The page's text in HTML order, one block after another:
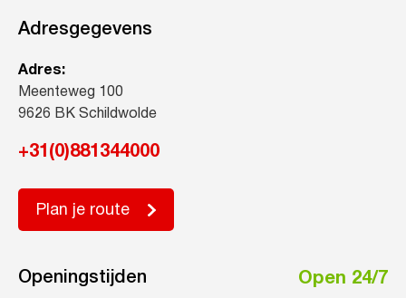
Adresgegevens
Adres:
Meenteweg 100
9626 BK Schildwolde
+31(0)881344000
Plan je route
Openingstijden Open 24/7